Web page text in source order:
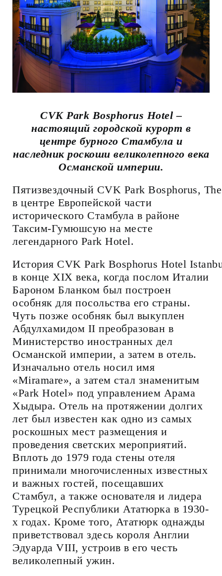
CVK Park Bosphorus Hotel –
настоящий городской курорт в
центре бурного Стамбула и
наследник роскоши великолепного века
Османской империи.
Пятизвездочный CVK Park Bosphorus,
в центре Европейской части
исторического Стамбула в районе
Таксим-Гумюшсую на месте
легендарного Park Hotel.
История CVK Park Bosphorus Hotel
в конце XIX века, когда послом Италии
Бароном Бланком был построен
особняк для посольства его страны.
Чуть позже особняк был выкуплен
Абдулхамидом II преобразован в
Министерство иностранных дел
Османской империи, а затем в отель.
Изначально отель носил имя
«Miramare», а затем стал знаменитым
«Park Hotel» под управлением Арама
Хыдыра. Отель на протяжении долгих
лет был известен как одно из самых
роскошных мест размещения и
проведения светских мероприятий.
Вплоть до 1979 года стены отеля
принимали многочисленных известных
и важных гостей, посещавших
Стамбул, а также основателя и лидера
Турецкой Республики Ататюрка в 1930-
х годах. Кроме того, Ататюрк однажды
приветствовал здесь короля Англии
Эдуарда VIII, устроив в его честь
великолепный ужин.